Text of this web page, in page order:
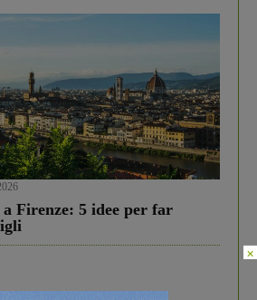
Firenze: 5 idee per far
×